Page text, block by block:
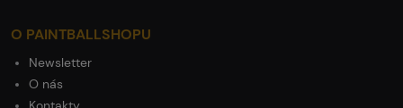
O PAINTBALLSHOPU
Newsletter
O nás